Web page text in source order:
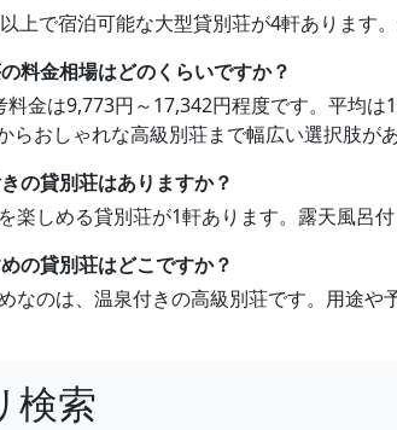
上で宿泊可能な大型貸別荘が4軒あります
料金相場はどのくらいですか？
料金は9,773円～17,342円程度です。平均
らおしゃれな高級別荘まで幅広い選択肢が
の貸別荘はありますか？
楽しめる貸別荘が1軒あります。露天風呂付
の貸別荘はどこですか？
なのは、温泉付きの高級別荘です。用途
検索